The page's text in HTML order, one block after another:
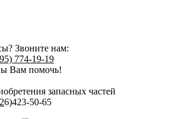
Звоните нам:
774-19-19
Вам помочь!
запасных частей
6)423-50-65